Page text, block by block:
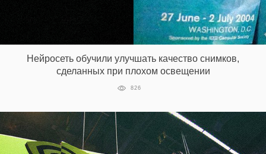
Нейросеть обучили улучшать качество снимков,
сделанных при плохом освещении
826